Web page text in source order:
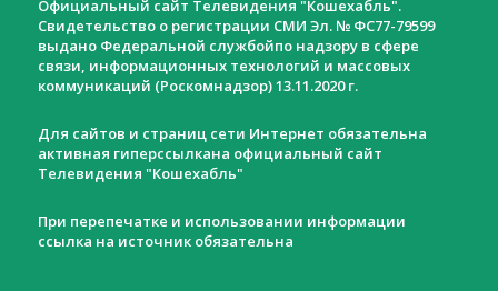
Официальный сайт Телевидения "Кошехабль".
Свидетельство о регистрации СМИ Эл. № ФС77-79599
выдано Федеральной службойпо надзору в сфере
связи, информационных технологий и массовых
коммуникаций (Роскомнадзор) 13.11.2020 г.
Для сайтов и страниц сети Интернет обязательна
активная гиперссылкана официальный сайт
Телевидения "Кошехабль"
При перепечатке и использовании информации
ссылка на источник обязательна